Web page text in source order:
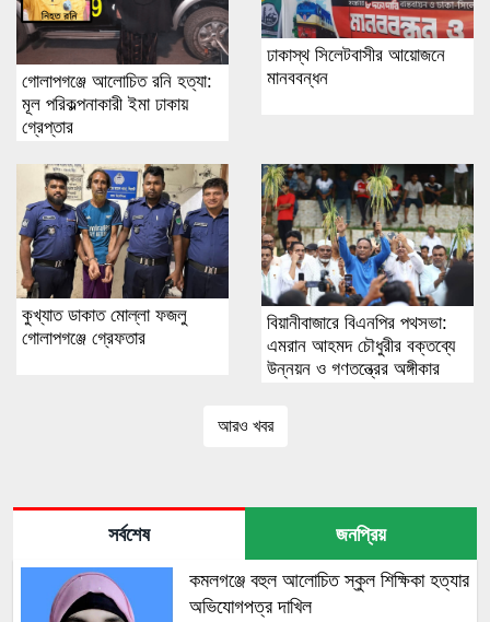
গোলাপগঞ্জে আলোচিত রনি হত্যা:
মূল পরিকল্পনাকারী ইমা ঢাকায়
গ্রেপ্তার
ঢাকাস্থ সিলেটবাসীর আয়োজনে
মানববন্ধন
কুখ্যাত ডাকাত মোল্লা ফজলু
গোলাপগঞ্জে গ্রেফতার
বিয়ানীবাজারে বিএনপির পথসভা:
এমরান আহমদ চৌধুরীর বক্তব্যে
উন্নয়ন ও গণতন্ত্রের অঙ্গীকার
আরও খবর
সর্বশেষ জনপ্রিয়
কমলগঞ্জে বহুল আলোচিত স্কুল শিক্ষিকা হত্যার
অভিযোগপত্র দাখিল